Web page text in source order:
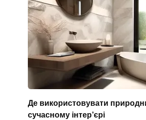
Де використовувати
сучасному інтер’єрі